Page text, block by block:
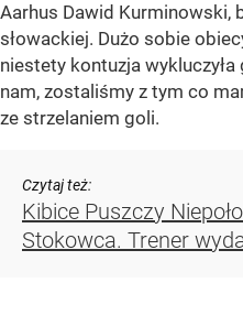
Aarhus Dawid Kurminowski,
słowackiej. Dużo sobie
niestety kontuzja wykluczyła
nam, zostaliśmy z tym co
ze strzelaniem goli.
Czytaj też:
Kibice Puszczy
Stokowca. Trener